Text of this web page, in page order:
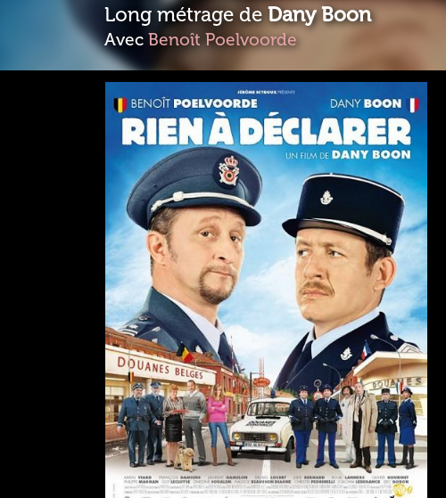
Long métrage de Dany Boon
Avec Benoît Poelvoorde